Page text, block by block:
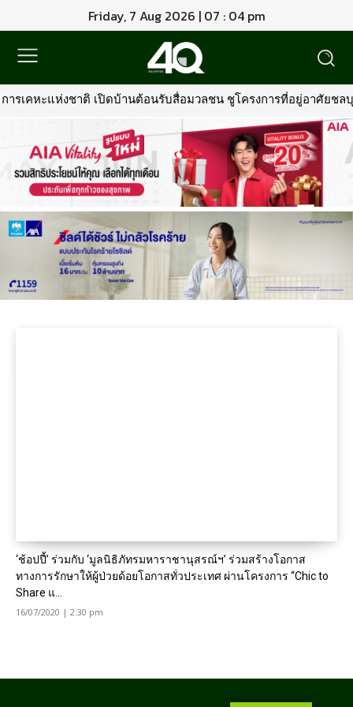
Friday, 7 Aug 2026 | 07 : 04 pm
รเคหะแห่งชาติ เปิดบ้านต้อนรับสื่อมวลชน ชูโครงการที่อยู่อาศัยชลบุ
‘ช้อปปี้’ ร่วมกับ ‘มูลนิธิภัทรมหาราชานุสรณ์ฯ’ ร่วมสร้างโอกาส
ทางการรักษาให้ผู้ป่วยด้อยโอกาสทั่วประเทศ ผ่านโครงการ “Chic to
Share แ...
16/07/2020 | 2:30 pm